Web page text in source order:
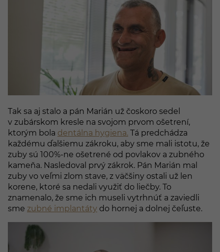
Tak sa aj stalo a pán Marián už čoskoro sedel
v zubárskom kresle na svojom prvom ošetrení,
ktorým bola dentálna hygiena. Tá predchádza
každému ďalšiemu zákroku, aby sme mali istotu, že
zuby sú 100%-ne ošetrené od povlakov a zubného
kameňa. Nasledoval prvý zákrok. Pán Marián mal
zuby vo veľmi zlom stave, z väčšiny ostali už len
korene, ktoré sa nedali využiť do liečby. To
znamenalo, že sme ich museli vytrhnúť a zaviedli
sme zubné implantáty do hornej a dolnej čeľuste.